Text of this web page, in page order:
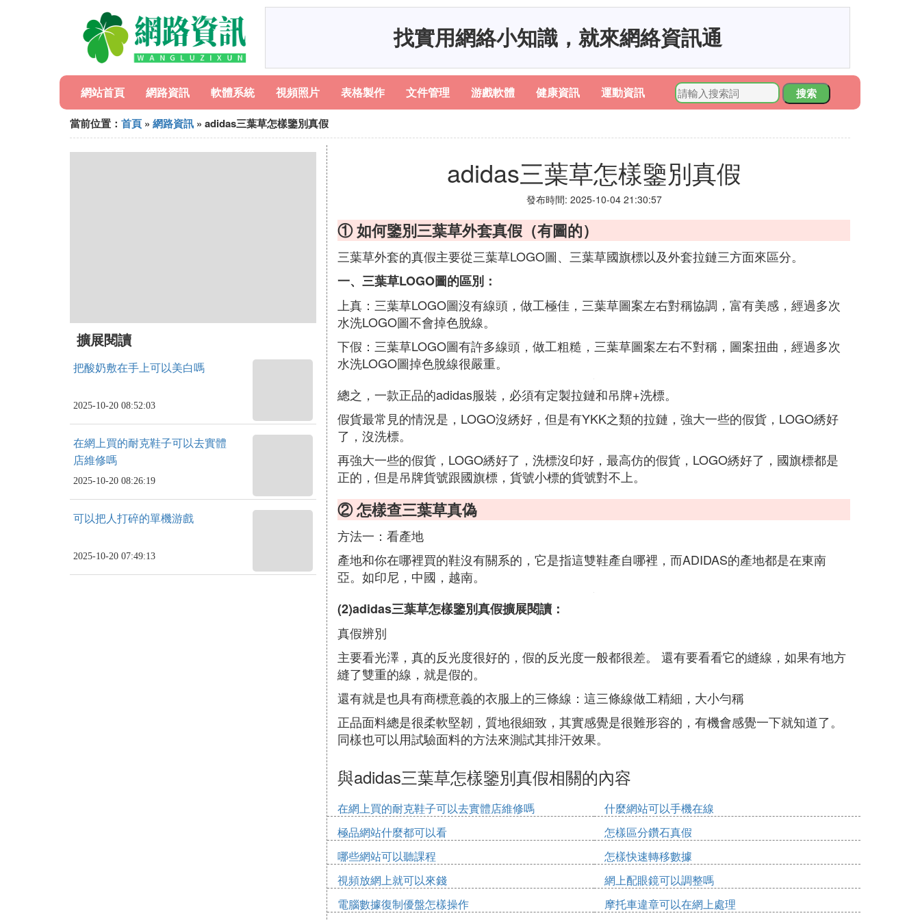
找實用網絡小知識，就來網絡資訊通
網站首頁 網路資訊 軟體系統 視頻照片 表格製作 文件管理 游戲軟體 健康資訊 運動資訊
搜索
當前位置： 首頁 » 網路資訊 » adidas三葉草怎樣鑒別真假
擴展閱讀
把酸奶敷在手上可以美白嗎
2025-10-20 08:52:03
在網上買的耐克鞋子可以去實體
店維修嗎
2025-10-20 08:26:19
可以把人打碎的單機游戲
2025-10-20 07:49:13
adidas三葉草怎樣鑒別真假
發布時間: 2025-10-04 21:30:57
① 如何鑒別三葉草外套真假（有圖的）
三葉草外套的真假主要從三葉草LOGO圖、三葉草國旗標以及外套拉鏈三方面來區分。
一、三葉草LOGO圖的區別：
上真：三葉草LOGO圖沒有線頭，做工極佳，三葉草圖案左右對稱協調，富有美感，經過多次
水洗LOGO圖不會掉色脫線。
下假：三葉草LOGO圖有許多線頭，做工粗糙，三葉草圖案左右不對稱，圖案扭曲，經過多次
水洗LOGO圖掉色脫線很嚴重。
總之，一款正品的adidas服裝，必須有定製拉鏈和吊牌+洗標。
假貨最常見的情況是，LOGO沒綉好，但是有YKK之類的拉鏈，強大一些的假貨，LOGO綉好
了，沒洗標。
再強大一些的假貨，LOGO綉好了，洗標沒印好，最高仿的假貨，LOGO綉好了，國旗標都是
正的，但是吊牌貨號跟國旗標，貨號小標的貨號對不上。
② 怎樣查三葉草真偽
方法一：看產地
產地和你在哪裡買的鞋沒有關系的，它是指這雙鞋產自哪裡，而ADIDAS的產地都是在東南
亞。如印尼，中國，越南。
(2)adidas三葉草怎樣鑒別真假擴展閱讀：
真假辨別
主要看光澤，真的反光度很好的，假的反光度一般都很差。 還有要看看它的縫線，如果有地方
縫了雙重的線，就是假的。
還有就是也具有商標意義的衣服上的三條線：這三條線做工精細，大小勻稱
正品面料總是很柔軟堅韌，質地很細致，其實感覺是很難形容的，有機會感覺一下就知道了。
同樣也可以用試驗面料的方法來測試其排汗效果。
與adidas三葉草怎樣鑒別真假相關的內容
在網上買的耐克鞋子可以去實體店維修嗎
什麼網站可以手機在線
極品網站什麼都可以看
怎樣區分鑽石真假
哪些網站可以聽課程
怎樣快速轉移數據
視頻放網上就可以來錢
網上配眼鏡可以調整嗎
電腦數據復制優盤怎樣操作
摩托車違章可以在網上處理